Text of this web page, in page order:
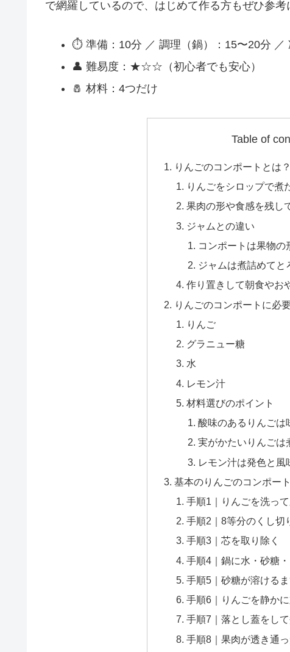
で網羅しているので、はじめて作る方もぜひ参考
⏱ 準備：10分 ／ 調理（鍋）：15〜20分 ／
👤 難易度：★☆☆（初心者でも安心）
🧂 材料：4つだけ
Table of
りんごのコンポートとは？
りんごをシロップで煮
果肉の形や食感を残し
ジャムとの違い
コンポートは果物の
ジャムは煮詰めてと
作り置きして朝食やお
りんごのコンポートに必
りんご
グラニュー糖
水
レモン汁
材料選びのポイント
酸味のあるりんごは
実がかたいりんごは
レモン汁は発色と風
基本のりんごのコンポー
手順1｜りんごを洗って
手順2｜8等分のくし切
手順3｜芯を取り除く
手順4｜鍋に水・砂糖
手順5｜砂糖が溶ける
手順6｜りんごを静か
手順7｜落とし蓋をし
手順8｜果肉が透き通